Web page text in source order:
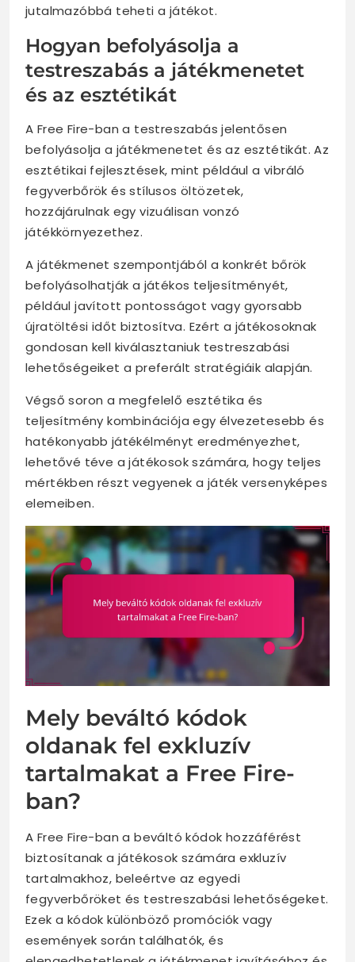
jutalmazóbbá teheti a játékot.
Hogyan befolyásolja a
testreszabás a játékmenetet
és az esztétikát
A Free Fire-ban a testreszabás jelentősen
befolyásolja a játékmenetet és az esztétikát. Az
esztétikai fejlesztések, mint például a vibráló
fegyverbőrök és stílusos öltözetek,
hozzájárulnak egy vizuálisan vonzó
játékkörnyezethez.
A játékmenet szempontjából a konkrét bőrök
befolyásolhatják a játékos teljesítményét,
például javított pontosságot vagy gyorsabb
újratöltési időt biztosítva. Ezért a játékosoknak
gondosan kell kiválasztaniuk testreszabási
lehetőségeiket a preferált stratégiáik alapján.
Végső soron a megfelelő esztétika és
teljesítmény kombinációja egy élvezetesebb és
hatékonyabb játékélményt eredményezhet,
lehetővé téve a játékosok számára, hogy teljes
mértékben részt vegyenek a játék versenyképes
elemeiben.
Mely beváltó kódok
oldanak fel exkluzív
tartalmakat a Free Fire-
ban?
A Free Fire-ban a beváltó kódok hozzáférést
biztosítanak a játékosok számára exkluzív
tartalmakhoz, beleértve az egyedi
fegyverbőröket és testreszabási lehetőségeket.
Ezek a kódok különböző promóciók vagy
események során találhatók, és